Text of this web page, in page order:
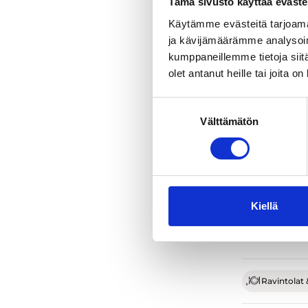
Käytämme evästeitä
ja kävijämäärämme
kumppaneillemme tietoja
olet antanut heille tai joita
Välttämätön
Kiellä
Suurin osa
Pella’s
sekä
valikoimat!
Ravintolat